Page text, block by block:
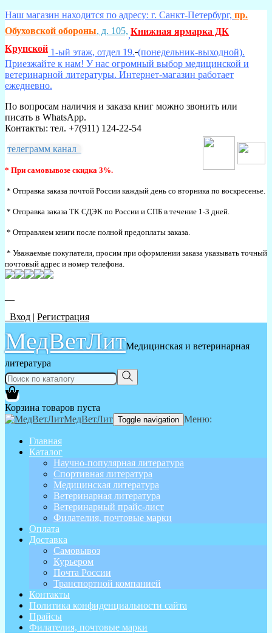
Наш магазин находится по адресу: г. Санкт-Петербург, пр.
Обуховской обороны, д. 105,,Книжная ярмарка ДК
Крупской 1-ый этаж, отдел 19. (понедельник-выходной).
Приезжайте к нам! У нас огромный выбор медицинской и
ветеринарной литературы. Интернет-магазин работает
ежедневно.
По вопросам наличия и заказа книг можно звонить или
писать в WhatsApp.
Контакты: тел. +7(911) 124-22-54
телеграмм канал
* При самовывозе скидка 3%.
* Отправка заказа почтой России каждый день со вторника по воскресенье.
* Отправка заказа ТК СДЭК по России и СПБ в течение 1-3 дней.
* Отправляем книги после полной предоплаты заказа.
* Уважаемые покупатели, просим при оформлении заказа указывать точный
почтовый адрес и номер телефона.
Вход | Регистрация
МедВетЛитМедицинская и ветеринарная
литература
Корзина товаров пуста
МедВетЛит Toggle navigation Меню:
Главная
Каталог
Научно-популярная литература
Спортивная литература
Медицинская литература
Ветеринарная литература
Ветеринарный прайс-лист
Филателия, почтовые марки
Оплата
Доставка
Самовывоз
Курьером
Почта России
Транспортной компанией
Контакты
Политика конфиденциальности сайта
Прайсы
Филателия, почтовые марки